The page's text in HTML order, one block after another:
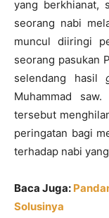
yang berkhianat,
seorang nabi
muncul diiringi
seorang pasukan
selendang hasil
Muhammad
tersebut
peringatan bagi
terhadap nabi
Baca Juga:
Solusinya